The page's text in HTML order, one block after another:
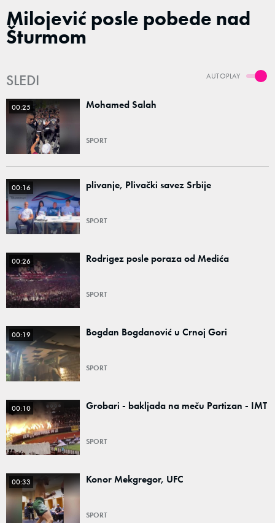
Milojević posle pobede nad
Šturmom
AUTOPLAY
SLEDI
00:25 Mohamed Salah
SPORT
00:16 plivanje, Plivački savez Srbije
SPORT
00:26 Rodrigez posle poraza od Medića
SPORT
00:19 Bogdan Bogdanović u Crnoj Gori
SPORT
00:10 Grobari - bakljada na meču Partizan - IMT
SPORT
00:33 Konor Mekgregor, UFC
SPORT